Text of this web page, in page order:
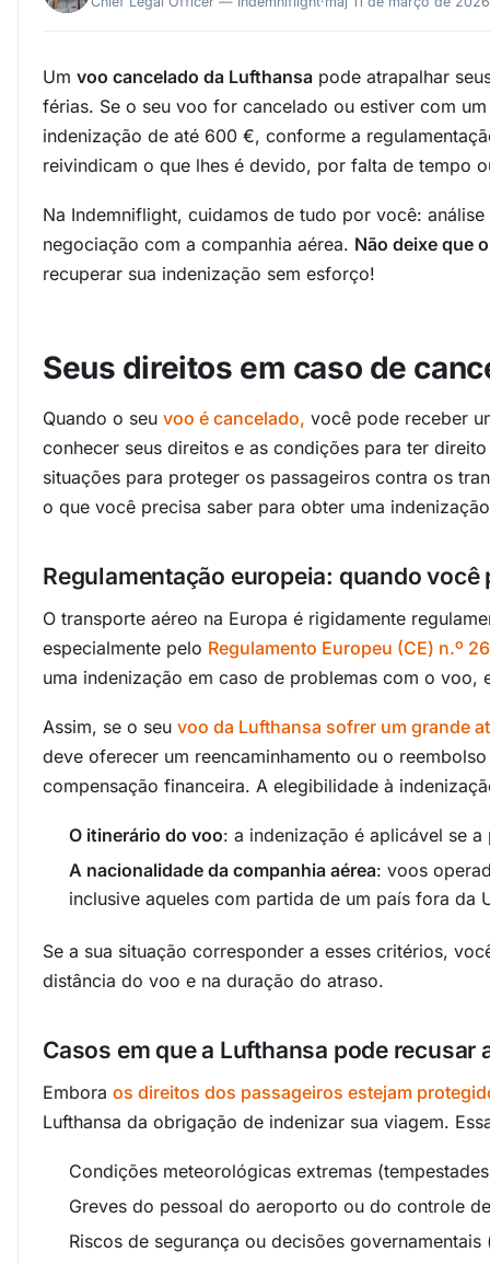
Um voo cancelado da Lufthansa pode atrapalhar
férias. Se o seu voo for cancelado ou estiver com
indenização de até 600 €, conforme a
reivindicam o que lhes é devido, por falta de tempo
Na Indemniflight, cuidamos de tudo por você:
negociação com a companhia aérea. Não deixe que
recuperar sua indenização sem esforço!
Seus direitos em caso de
Quando o seu voo é cancelado, você pode receber
conhecer seus direitos e as condições para ter
situações para proteger os passageiros contra os
o que você precisa saber para obter uma
Regulamentação europeia: quando você
O transporte aéreo na Europa é rigidamente
especialmente pelo Regulamento Europeu (CE) n.º
uma indenização em caso de problemas com o voo,
Assim, se o seu voo da Lufthansa sofrer um grande
deve oferecer um reencaminhamento ou o
compensação financeira. A elegibilidade à
O itinerário do voo: a indenização é aplicável se
A nacionalidade da companhia aérea: voos
inclusive aqueles com partida de um país fora da
Se a sua situação corresponder a esses critérios,
distância do voo e na duração do atraso.
Casos em que a Lufthansa pode recusar
Embora os direitos dos passageiros estejam
Lufthansa da obrigação de indenizar sua viagem.
Condições meteorológicas extremas
Greves do pessoal do aeroporto ou do controle
Riscos de segurança ou decisões